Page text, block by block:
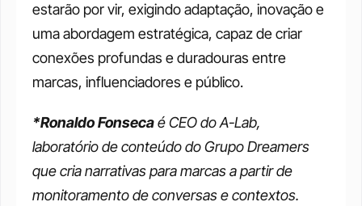
estarão por vir, exigindo adaptação, inovação e
uma abordagem estratégica, capaz de criar
conexões profundas e duradouras entre
marcas, influenciadores e público.
*Ronaldo Fonseca é CEO do A-Lab,
laboratório de conteúdo do Grupo Dreamers
que cria narrativas para marcas a partir de
monitoramento de conversas e contextos.